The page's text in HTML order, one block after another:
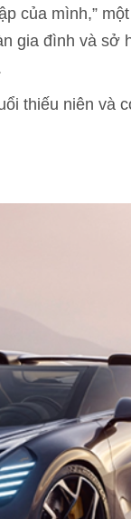
của mình,”
gia đình và sở
thiếu niên và